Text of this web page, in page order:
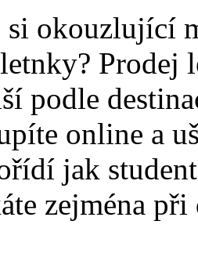
si okouzlující
Prodej
podle
online a
jak
zejména